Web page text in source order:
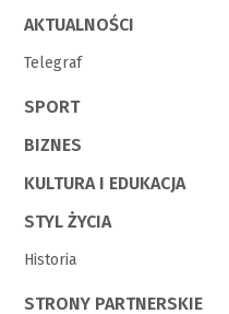
AKTUALNOŚCI
Telegraf
SPORT
BIZNES
KULTURA I EDUKACJA
STYL ŻYCIA
Historia
STRONY PARTNERSKIE